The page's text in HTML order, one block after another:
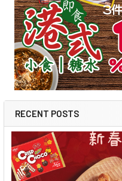
RECENT POSTS